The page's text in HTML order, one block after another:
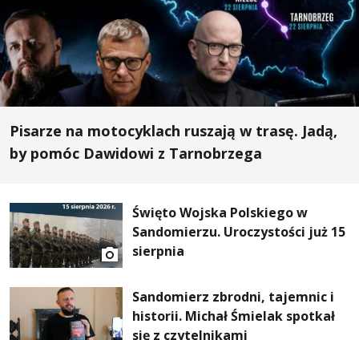
Pisarze na motocyklach ruszają w trasę. Jadą,
by pomóc Dawidowi z Tarnobrzega
Święto Wojska Polskiego w
Sandomierzu. Uroczystości już 15
sierpnia
Sandomierz zbrodni, tajemnic i
historii. Michał Śmielak spotkał
się z czytelnikami